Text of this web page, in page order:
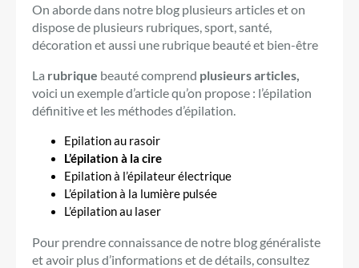
On aborde dans notre blog plusieurs articles et on
dispose de plusieurs rubriques, sport, santé,
décoration et aussi une rubrique beauté et bien-être
La rubrique beauté comprend plusieurs articles,
voici un exemple d’article qu’on propose : l’épilation
définitive et les méthodes d’épilation.
Epilation au rasoir
L’épilation à la cire
Epilation à l’épilateur électrique
L’épilation à la lumière pulsée
L’épilation au laser
Pour prendre connaissance de notre blog généraliste
et avoir plus d’informations et de détails, consultez